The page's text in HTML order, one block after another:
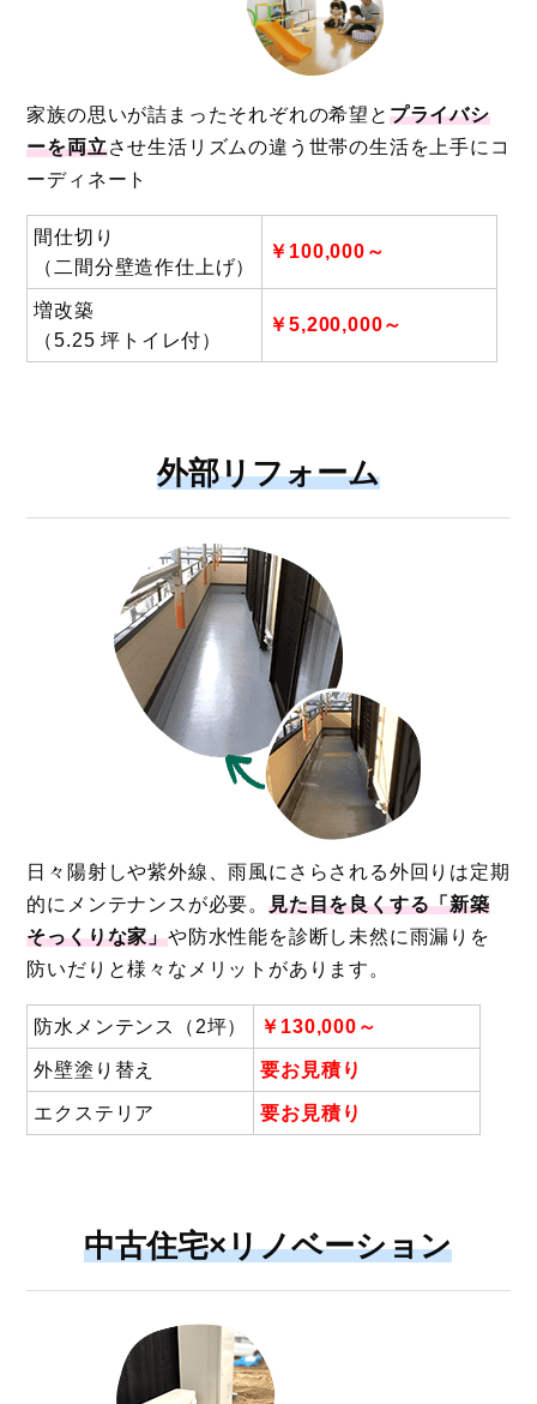
家族の思いが詰まったそれぞれの希望と プライバシ
ーを両立させ生活リズムの違う世帯の生活を上手にコ
ーディネート
間仕切り
（二間分壁造作仕上げ）
￥100,000～
増改築
（5.25 坪トイレ付）
￥5,200,000～
外部リフォーム
日々陽射しや紫外線、雨風にさらされる外回りは定期
的にメンテナンスが必要。見た目を良くする「新築
そっくりな家」や防水性能を診断し未然に雨漏りを
防いだりと様々なメリットがあります。
防水メンテンス（2坪） ￥130,000～
外壁塗り替え 要お見積り
エクステリア 要お見積り
中古住宅×リノベーション